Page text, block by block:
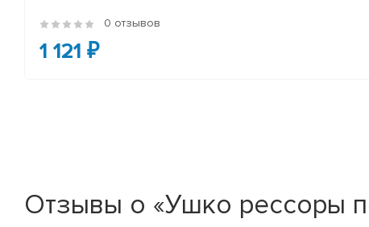
0 отзывов
1 121 ₽
Отзывы о «Ушко рессоры